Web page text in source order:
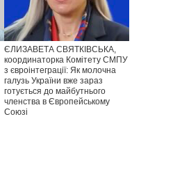
ЄЛИЗАВЕТА СВЯТКІВСЬКА,
координаторка Комітету СМПУ
з євроінтеграції: Як молочна
галузь України вже зараз
готується до майбутнього
членства в Європейському
Союзі